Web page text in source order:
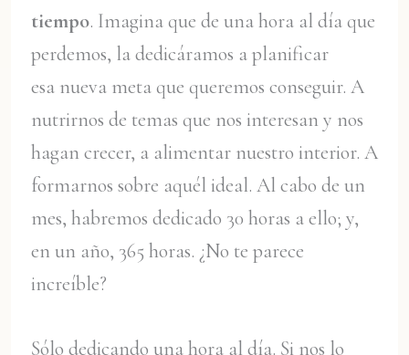
tiempo. Imagina que de una hora al día que
perdemos, la dedicáramos a planificar
esa nueva meta que queremos conseguir. A
nutrirnos de temas que nos interesan y nos
hagan crecer, a alimentar nuestro interior. A
formarnos sobre aquél ideal. Al cabo de un
mes, habremos dedicado 30 horas a ello; y,
en un año, 365 horas. ¿No te parece
increíble?
Sólo dedicando una hora al día. Si nos lo